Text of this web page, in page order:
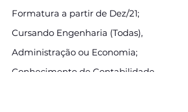
Formatura a partir de Dez/21;
Cursando Engenharia (Todas),
Administração ou Economia;
Conhecimento de Contabilidade,